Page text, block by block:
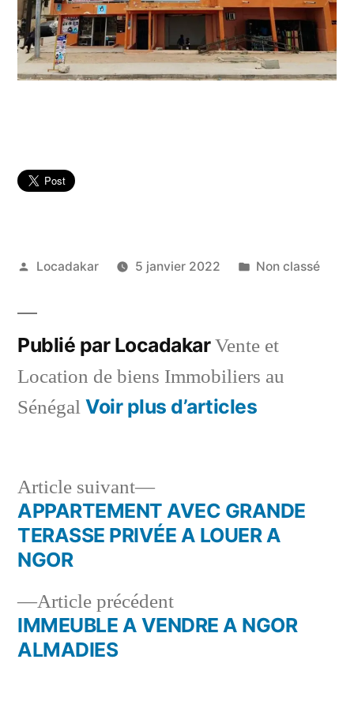
Publié
Locadakar 5 janvier 2022
Publié
Non classé
Publié par LocadakarVente et
Location de biens Immobiliers au
Sénégal Voir plus d’articles
Navigation
de
l’article
Article précédentArticle
précédent :
IMMEUBLE A VENDRE A NGOR
ALMADIES
Article suivant
Article
suivant :
APPARTEMENT AVEC GRANDE
TERASSE PRIVÉE A LOUER A
NGOR